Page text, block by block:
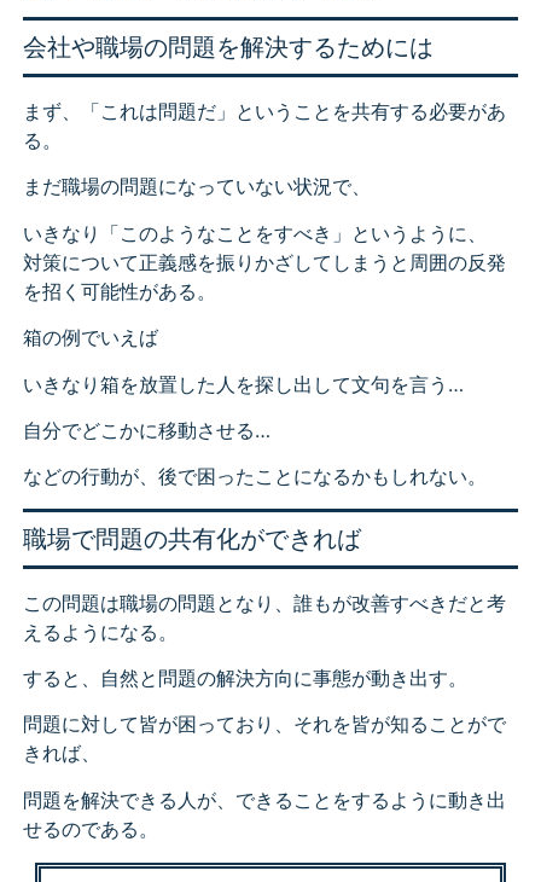
会社や職場の問題を解決するためには
まず、「これは問題だ」ということを共有する必要があ
る。
まだ職場の問題になっていない状況で、
いきなり「このようなことをすべき」というように、
対策について正義感を振りかざしてしまうと周囲の反発
を招く可能性がある。
箱の例でいえば
いきなり箱を放置した人を探し出して文句を言う…
自分でどこかに移動させる…
などの行動が、後で困ったことになるかもしれない。
職場で問題の共有化ができれば
この問題は職場の問題となり、誰もが改善すべきだと考
えるようになる。
すると、自然と問題の解決方向に事態が動き出す。
問題に対して皆が困っており、それを皆が知ることがで
きれば、
問題を解決できる人が、できることをするように動き出
せるのである。